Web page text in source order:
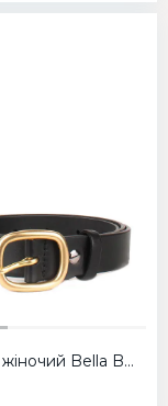
Ремінь жіночий Bella Bertucci 3000-097 чорний